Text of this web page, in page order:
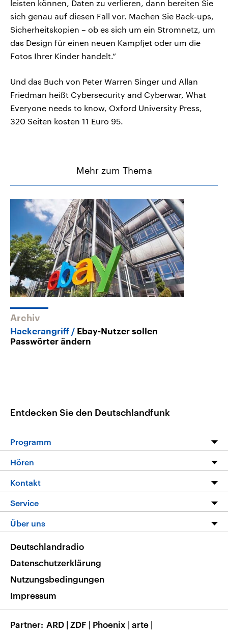
leisten können, Daten zu verlieren, dann bereiten Sie
sich genau auf diesen Fall vor. Machen Sie Back-ups,
Sicherheitskopien – ob es sich um ein Stromnetz, um
das Design für einen neuen Kampfjet oder um die
Fotos Ihrer Kinder handelt.“
Und das Buch von Peter Warren Singer und Allan
Friedman heißt Cybersecurity and Cyberwar, What
Everyone needs to know, Oxford University Press,
320 Seiten kosten 11 Euro 95.
Mehr zum Thema
Archiv
Hackerangriff
Ebay-Nutzer sollen
Passwörter ändern
Entdecken Sie den Deutschlandfunk
Programm
Programm
Die Nachrichten
Nachrichtenleicht
Neue Beiträge auf dlf.de
Hören
Livestream
Podcasts
Deutschlandfunk App
Nachrichten App
Frequenzen
Kontakt
Hörerservice
Service
FAQ
Veranstaltungen
Musikliste
RSS
Über uns
Barrierefreiheit
Deutschlandradio
Datenschutzerklärung
Nutzungsbedingungen
Impressum
Partner ARD | ZDF | Phoenix | arte |